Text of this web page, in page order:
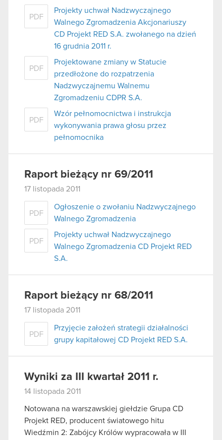
PDF
Projekty uchwał Nadzwyczajnego
Walnego Zgromadzenia Akcjonariuszy
CD Projekt RED S.A. zwołanego na dzień
16 grudnia 2011 r.
PDF
Projektowane zmiany w Statucie
przedłożone do rozpatrzenia
Nadzwyczajnemu Walnemu
Zgromadzeniu CDPR S.A.
PDF
Wzór pełnomocnictwa i instrukcja
wykonywania prawa głosu przez
pełnomocnika
Raport bieżący nr 69/2011
17 listopada 2011
PDF
Ogłoszenie o zwołaniu Nadzwyczajnego
Walnego Zgromadzenia
PDF
Projekty uchwał Nadzwyczajnego
Walnego Zgromadzenia CD Projekt RED
S.A.
Raport bieżący nr 68/2011
17 listopada 2011
PDF
Przyjęcie założeń strategii działalności
grupy kapitałowej CD Projekt RED S.A.
Wyniki za III kwartał 2011 r.
14 listopada 2011
Notowana na warszawskiej giełdzie Grupa CD
Projekt RED, producent światowego hitu
Wiedźmin 2: Zabójcy Królów wypracowała w III